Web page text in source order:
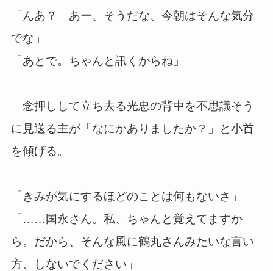
「んあ？ あー、そうだな、今朝はそんな気分
でな」
「あとで。ちゃんと訊くからね」
念押しして立ち去る光忠の背中を不思議そう
に見送る主が「なにかありましたか？」と小首
を傾げる。
「きみが気にするほどのことは何もないさ」
「……国永さん。私、ちゃんと覚えてますか
ら。だから、そんな風に鶴丸さんみたいな言い
方、しないでください」